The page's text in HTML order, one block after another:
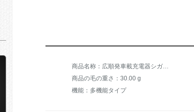
商品名称：広順発車載充電器シガラタタ一牽引二変換器ダブルUSB車充電多機能プラグ一牽引三車用携帯充電ヘッド快速充電拡張コンセント【典雅黒】電圧モニタ+ダブルホール拡張
商品の毛の重さ：30.00 g
機能：多機能タイプ